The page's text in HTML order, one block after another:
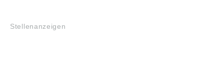
Stellenanzeigen